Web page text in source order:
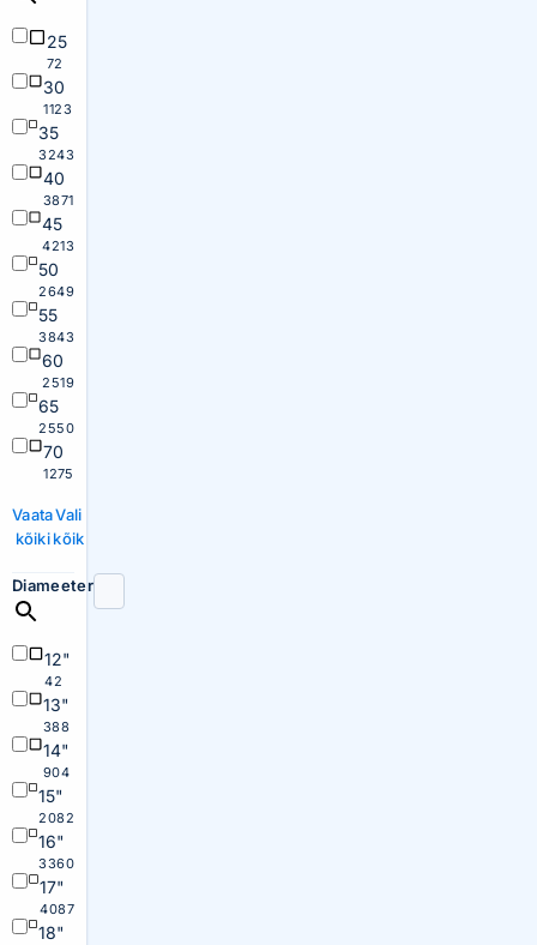
25
72
30
1123
35
3243
40
3871
45
4213
50
2649
55
3843
60
2519
65
2550
70
1275
Vaata
kõiki
Vali
kõik
Diameeter
12"
42
13"
388
14"
904
15"
2082
16"
3360
17"
4087
18"